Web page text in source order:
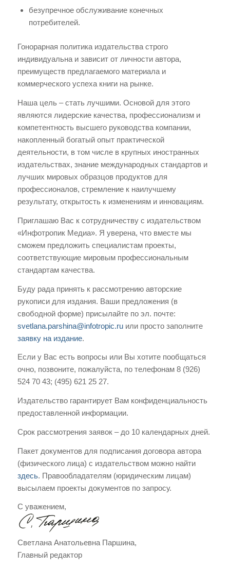
безупречное обслуживание конечных
потребителей.
Гонорарная политика издательства строго
индивидуальна и зависит от личности автора,
преимуществ предлагаемого материала и
коммерческого успеха книги на рынке.
Наша цель – стать лучшими. Основой для этого
являются лидерские качества, профессионализм и
компетентность высшего руководства компании,
накопленный богатый опыт практической
деятельности, в том числе в крупных иностранных
издательствах, знание международных стандартов и
лучших мировых образцов продуктов для
профессионалов, стремление к наилучшему
результату, открытость к изменениям и инновациям.
Приглашаю Вас к сотрудничеству с издательством
«Инфотропик Медиа». Я уверена, что вместе мы
сможем предложить специалистам проекты,
соответствующие мировым профессиональным
стандартам качества.
Буду рада принять к рассмотрению авторские
рукописи для издания. Ваши предложения (в
свободной форме) присылайте по эл. почте:
svetlana.parshina@infotropic.ruили просто заполните
заявку на издание.
Если у Вас есть вопросы или Вы хотите пообщаться
очно, позвоните, пожалуйста, по телефонам 8 (926)
524 70 43; (495) 621 25 27.
Издательство гарантирует Вам конфиденциальность
предоставленной информации.
Срок рассмотрения заявок – до 10 календарных дней.
Пакет документов для подписания договора автора
(физического лица) с издательством можно найти
здесь. Правообладателям (юридическим лицам)
высылаем проекты документов по запросу.
C уважением,
Светлана Анатольевна Паршина,
Главный редактор